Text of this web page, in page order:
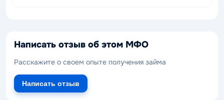
Написать отзыв об этом МФО
Расскажите о своем опыте получения займа
Написать отзыв